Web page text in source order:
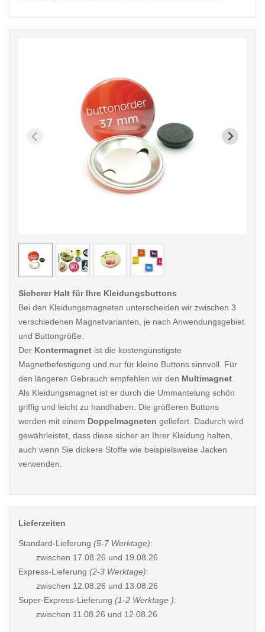
< /picture>
Sicherer Halt für Ihre Kleidungsbuttons
Bei den Kleidungsmagneten unterscheiden wir zwischen 3
verschiedenen Magnetvarianten, je nach Anwendungsgebiet
und Buttongröße.
Der Kontermagnet ist die kostengünstigste
Magnetbefestigung und nur für kleine Buttons sinnvoll. Für
den längeren Gebrauch empfehlen wir den Multimagnet
Als Kleidungsmagnet ist er durch die Ummantelung schön
griffig und leicht zu handhaben. Die größeren Buttons
werden mit einem Doppelmagneten geliefert. Dadurch wird
gewährleistet, dass diese sicher an Ihrer Kleidung halten,
auch wenn Sie dickere Stoffe wie beispielsweise Jacken
verwenden.
Lieferzeiten
Standard-Lieferung (5-7 Werktage):
zwischen 17.08.26 und 19.08.26
Express-Lieferung (2-3 Werktage):
zwischen 12.08.26 und 13.08.26
Super-Express-Lieferung (1-2 Werktage ):
zwischen 11.08.26 und 12.08.26